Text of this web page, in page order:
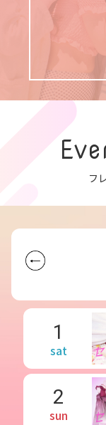
フ
1
sat
2
sun